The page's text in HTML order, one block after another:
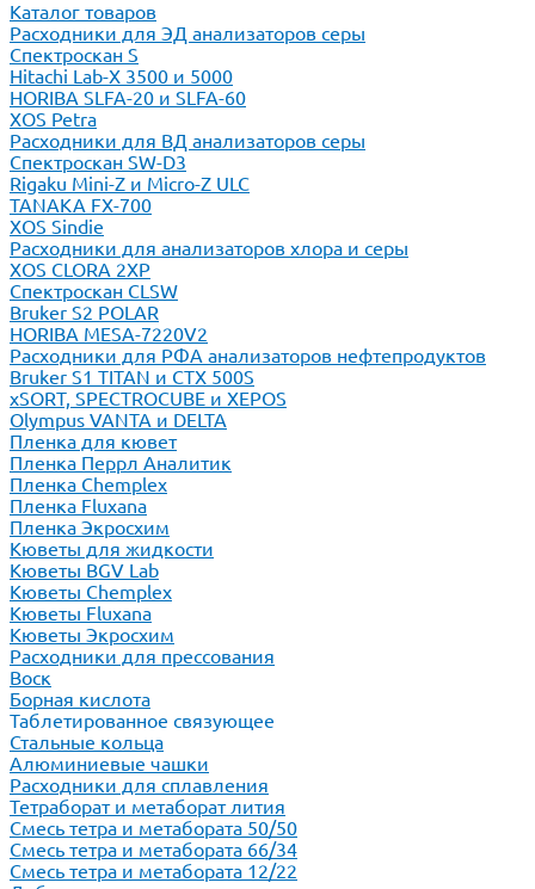
Каталог товаров
Расходники для ЭД анализаторов серы
Спектроскан S
Hitachi Lab-X 3500 и 5000
HORIBA SLFA-20 и SLFA-60
XOS Petra
Расходники для ВД анализаторов серы
Спектроскан SW-D3
Rigaku Mini-Z и Micro-Z ULC
TANAKA FX-700
XOS Sindie
Расходники для анализаторов хлора и серы
XOS CLORA 2XP
Спектроскан CLSW
Bruker S2 POLAR
HORIBA MESA-7220V2
Расходники для РФА анализаторов нефтепродуктов
Bruker S1 TITAN и CTX 500S
xSORT, SPECTROCUBE и XEPOS
Olympus VANTA и DELTA
Пленка для кювет
Пленка Перрл Аналитик
Пленка Chemplex
Пленка Fluxana
Пленка Экросхим
Кюветы для жидкости
Кюветы BGV Lab
Кюветы Chemplex
Кюветы Fluxana
Кюветы Экросхим
Расходники для прессования
Воск
Борная кислота
Таблетированное связующее
Стальные кольца
Алюминиевые чашки
Расходники для сплавления
Тетраборат и метаборат лития
Смесь тетра и метабората 50/50
Смесь тетра и метабората 66/34
Смесь тетра и метабората 12/22